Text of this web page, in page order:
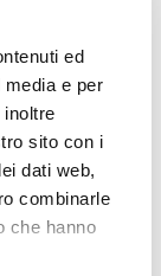
ed
e per
sito con i
dati web,
combinarle
che hanno
sospeso
di collegare
tubazione